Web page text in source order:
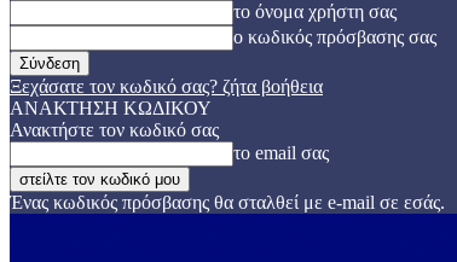
το όνομα χρήστη σας
ο κωδικός πρόσβασης σας
Ξεχάσατε τον κωδικό σας? ζήτα βοήθεια
ΑΝΑΚΤΗΣΗ ΚΩΔΙΚΟΥ
Ανακτήστε τον κωδικό σας
το email σας
Ένας κωδικός πρόσβασης θα σταλθεί με e-mail σε εσάς.